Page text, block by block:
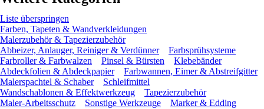
Liste überspringen
Farben, Tapeten & Wandverkleidungen
Malerzubehör & Tapezierzubehör
Abbeizer, Anlauger, Reiniger & Verdünner
Farbsprühsysteme
Farbroller & Farbwalzen
Pinsel & Bürsten
Klebebänder
Abdeckfolien & Abdeckpapier
Farbwannen, Eimer & Abstreifgitter
Malerspachtel & Schaber
Schleifmittel
Wandschablonen & Effektwerkzeug
Tapezierzubehör
Maler-Arbeitsschutz
Sonstige Werkzeuge Marker & Edding